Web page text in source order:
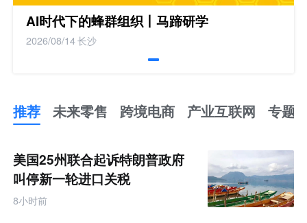
AI时代下的蜂群组织丨马蹄研学
2026/08/14长沙
推荐 未来零售 跨境电商 产业互联网 专题
未
来
零
售
跨
境
美国25州联合起诉特朗普政府
叫停新一轮进口关税
8小时前